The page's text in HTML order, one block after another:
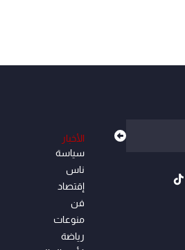
الأخبار
سياسة
ناس
إقتصاد
فن
منوعات
رياضة